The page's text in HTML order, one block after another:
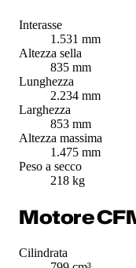
Interasse
1.531 mm
Altezza sella
835 mm
Lunghezza
2.234 mm
Larghezza
853 mm
Altezza massima
1.475 mm
Peso a secco
218 kg
Motore
Cilindrata